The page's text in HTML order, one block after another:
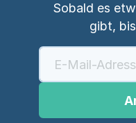
Sobald es
gibt,